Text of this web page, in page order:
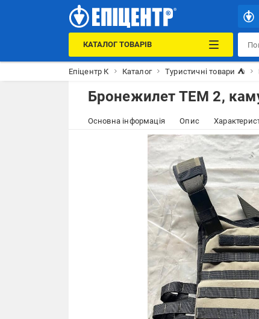
КАТАЛОГ ТОВАРІВ
Епіцентр К Каталог Туристичні товари ⛺
Бронежилет ТЕМ 2,
Основна інформація Опис